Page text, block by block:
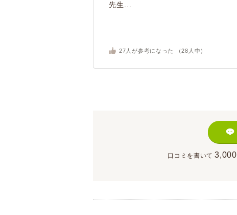
先生...
27 人が参考になった （28 人中）
口コミを書いて 3,000